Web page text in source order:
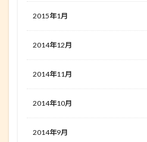
2015年1月
2014年12月
2014年11月
2014年10月
2014年9月